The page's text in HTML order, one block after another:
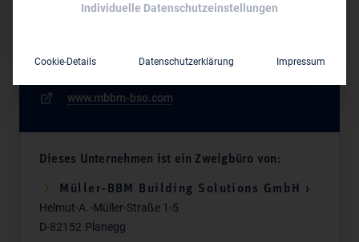
www.mbbm-bso.com
Dieses Unternehmen ist ein Zweigbüro von:
Müller-BBM Building Solutions GmbH ›
Helmut-A.-Müller-Straße 1-5
D-82152 Planegg
Individuelle Datenschutzeinstellungen
Cookie-Details Datenschutzerklärung Impressum